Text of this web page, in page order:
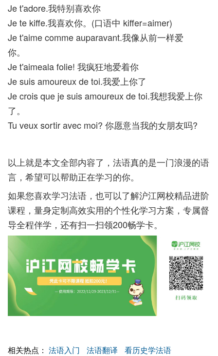
Je t'adore.我特别喜欢你
Je te kiffe.我喜欢你。(口语中 kiffer=aimer)
Je t'aime comme auparavant.我像从前一样爱
你。
Je t'aimeala folie! 我疯狂地爱着你
Je suis amoureux de toi.我爱上你了
Je crois que je suis amoureux de toi.我想我爱上你
了。
Tu veux sortir avec moi? 你愿意当我的女朋友吗?
以上就是本文全部内容了，法语真的是一门浪漫的语
言，希望可以帮助正在学习的你。
如果您喜欢学习法语，也可以了解沪江网校精品进阶
课程，量身定制高效实用的个性化学习方案，专属督
导全程伴学，还有扫一扫领200畅学卡。
相关热点： 法语入门 法语翻译 看历史学法语